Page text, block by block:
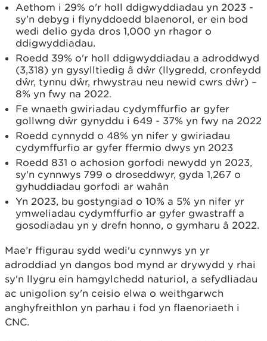
Aethom i 29% o'r holl ddigwyddiadau yn 2023 -
sy’n debyg i flynyddoedd blaenorol, er ein bod
wedi delio gyda dros 1,000 yn rhagor o
ddigwyddiadau.
Roedd 39% o'r holl ddigwyddiadau a adroddwyd
(3,318) yn gysylltiedig â dŵr (llygredd, cronfeydd
dŵr, tynnu dŵr, rhwystrau neu newid cwrs dŵr) –
8% yn fwy na 2022.
Fe wnaeth gwiriadau cydymffurfio ar gyfer
gollwng dŵr gynyddu i 649 - 37% yn fwy na 2022
Roedd cynnydd o 48% yn nifer y gwiriadau
cydymffurfio ar gyfer ffermio dwys yn 2023
Roedd 831 o achosion gorfodi newydd yn 2023,
sy'n cynnwys 799 o droseddwyr, gyda 1,267 o
gyhuddiadau gorfodi ar wahân
Yn 2023, bu gostyngiad o 10% a 5% yn nifer yr
ymweliadau cydymffurfio ar gyfer gwastraff a
gosodiadau yn y drefn honno, o gymharu â 2022.
Mae’r ffigurau sydd wedi'u cynnwys yn yr
adroddiad yn dangos bod mynd ar drywydd y rhai
sy'n llygru ein hamgylchedd naturiol, a sefydliadau
ac unigolion sy'n ceisio elwa o weithgarwch
anghyfreithlon yn parhau i fod yn flaenoriaeth i
CNC.